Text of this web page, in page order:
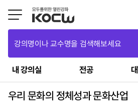
강의명이나 교수명을 검색해보세요
내 강의실 전공
우리 문화의 정체성과 문화산업